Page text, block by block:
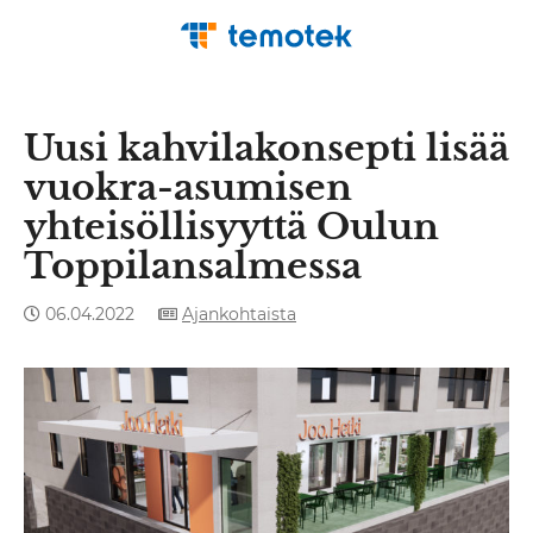
Uusi kahvilakonsepti lisää
vuokra-asumisen
yhteisöllisyyttä Oulun
Toppilansalmessa
06.04.2022 Ajankohtaista